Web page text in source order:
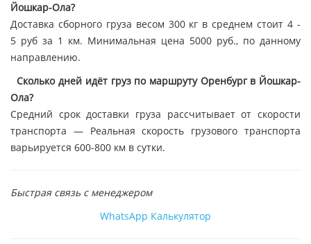
Йошкар-Ола?
Доставка сборного груза весом 300 кг в среднем стоит 4 -
5 руб за 1 км. Минимальная цена 5000 руб., по данному
направлению.
Сколько дней идёт груз по маршруту Оренбург в Йошкар-
Ола?
Средний срок доставки груза рассчитывает от скорости
транспорта — Реальная скорость грузового транспорта
варьируется 600-800 км в сутки.
Быстрая связь с менеджером
WhatsApp Калькулятор